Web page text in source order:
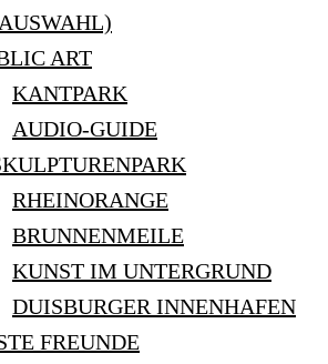
ART
KANTPARK
AUDIO-GUIDE
RHEINORANGE
BRUNNENMEILE
KUNST IM UNTERGRUND
DUISBURGER INNENHAFEN
FREUNDE